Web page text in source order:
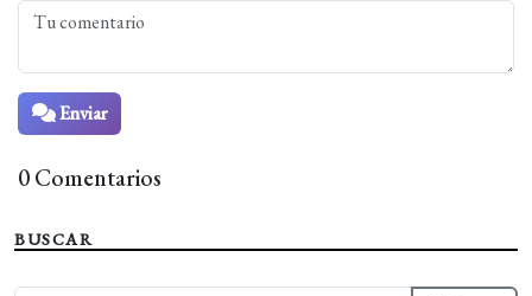
Enviar
0 Comentarios
BUSCAR